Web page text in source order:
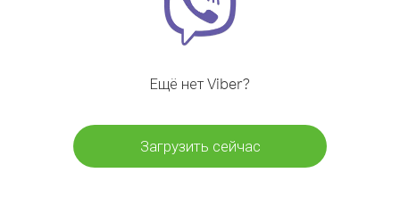
Ещё нет Viber?
Загрузить сейчас